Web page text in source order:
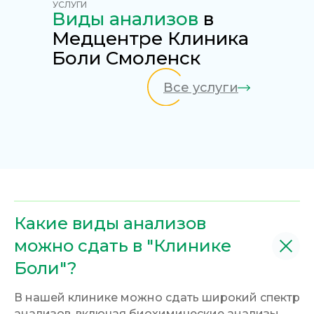
УСЛУГИ
Виды анализов в
Медцентре Клиника
Боли Смоленск
Все услуги
Какие виды анализов
можно сдать в "Клинике
Боли"?
В нашей клинике можно сдать широкий спектр